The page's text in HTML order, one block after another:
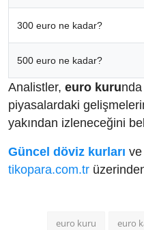
300 euro ne kadar?
500 euro ne kadar?
Analistler, euro kuru
piyasalardaki
yakından izleneceğini
Güncel döviz kurları ve
tikopara.com.tr
euro kuru euro